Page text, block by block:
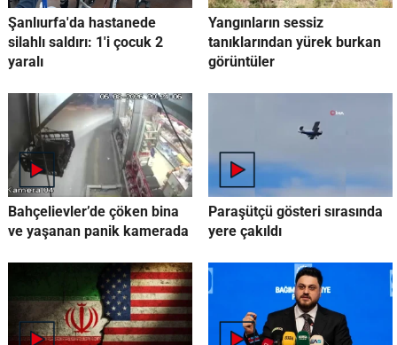
Şanlıurfa'da hastanede
silahlı saldırı: 1'i çocuk 2
yaralı
Yangınların sessiz
tanıklarından yürek burkan
görüntüler
Bahçelievler’de çöken bina
ve yaşanan panik kamerada
Paraşütçü gösteri sırasında
yere çakıldı